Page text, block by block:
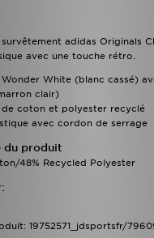
adidas Originals
avec une touche rétro.
White (blanc cassé)
clair)
de coton et polyester recyclé
avec cordon de serrage
du produit
48% Recycled Polyester
19752571_jdsportsfr/